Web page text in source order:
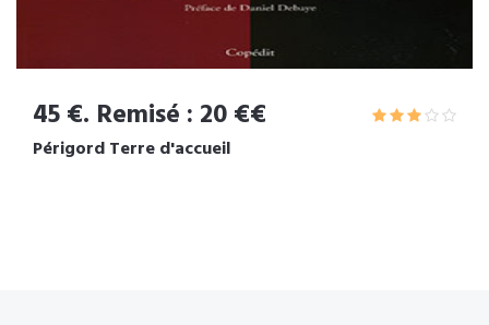
45 €. Remisé : 20 €€
Périgord Terre d'accueil